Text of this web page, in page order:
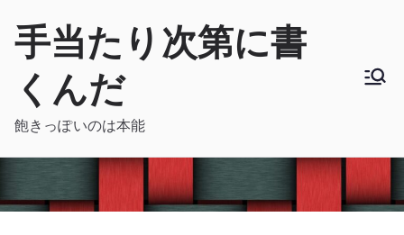
手当たり次第に書
くんだ
飽きっぽいのは本能